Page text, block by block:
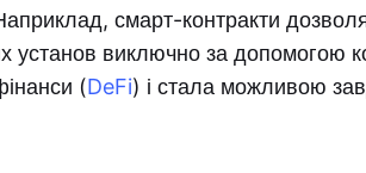
смарт-контракти
установ виключно за допомогою
(DeFi) і стала можливою